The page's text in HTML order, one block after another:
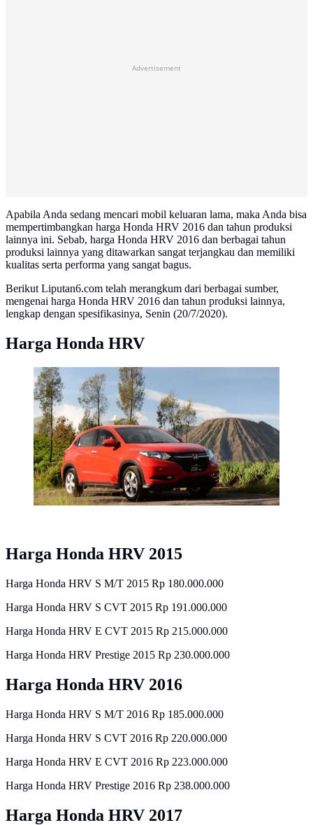
Advertisement
Apabila Anda sedang mencari mobil keluaran lama, maka Anda bisa
mempertimbangkan harga Honda HRV 2016 dan tahun produksi
lainnya ini. Sebab, harga Honda HRV 2016 dan berbagai tahun
produksi lainnya yang ditawarkan sangat terjangkau dan memiliki
kualitas serta performa yang sangat bagus.
Berikut Liputan6.com telah merangkum dari berbagai sumber,
mengenai harga Honda HRV 2016 dan tahun produksi lainnya,
lengkap dengan spesifikasinya, Senin (20/7/2020).
Harga Honda HRV
Honda HR-V kerap menimbulkan bunyi-bunyi yang
menggangu. Apa penyebabnya?
Harga Honda HRV 2015
Harga Honda HRV S M/T 2015 Rp 180.000.000
Harga Honda HRV S CVT 2015 Rp 191.000.000
Harga Honda HRV E CVT 2015 Rp 215.000.000
Harga Honda HRV Prestige 2015 Rp 230.000.000
Harga Honda HRV 2016
Harga Honda HRV S M/T 2016 Rp 185.000.000
Harga Honda HRV S CVT 2016 Rp 220.000.000
Harga Honda HRV E CVT 2016 Rp 223.000.000
Harga Honda HRV Prestige 2016 Rp 238.000.000
Harga Honda HRV 2017